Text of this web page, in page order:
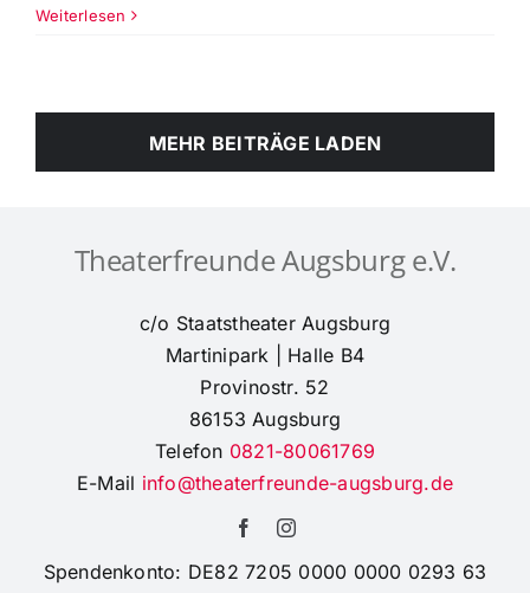
2025:
Anforderungen
an
Lichtdesign
einer
Weiterlesen
MEHR BEITRÄGE LADEN
Theaterfreunde Augsburg e.V.
c/o Staatstheater Augsburg
Martinipark | Halle B4
Provinostr. 52
86153 Augsburg
Telefon 0821-80061769
E-Mail info@theaterfreunde-augsburg.de
Spendenkonto: DE82 7205 0000 0000 0293 63